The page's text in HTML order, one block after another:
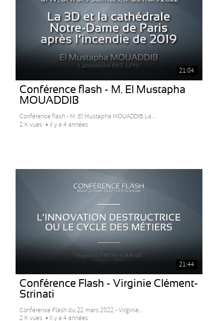
21:04
Conférence flash - M. El Mustapha
MOUADDIB
Conférence flash - M. El Mustapha MOUADDIB La...
2 K vues
Il y a 4 années
21:44
Conférence Flash - Virginie Clément-
Strinati
Conférence Flash du 22 mars 2022 - Virginie...
2 K vues
Il y a 4 années